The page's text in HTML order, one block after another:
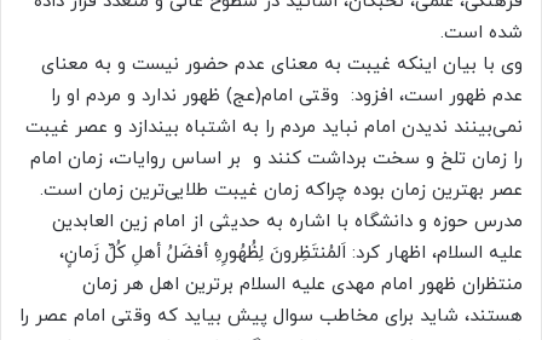
شده است.
وی با بیان اینکه غیبت به معنای عدم حضور نیست و به معنای
عدم ظهور است، افزود: وقتی امام(عج) ظهور ندارد و مردم او را
نمی‌بینند ندیدن امام نباید مردم را به اشتباه بیندازد و عصر غیبت
را زمان تلخ و سخت برداشت کنند و بر اساس روایات، زمان امام
عصر بهترین زمان بوده چراکه زمان غیبت طلایی‌ترین زمان است.
مدرس حوزه و دانشگاه با اشاره به حدیثی از امام زین العابدین
علیه السلام، اظهار کرد: اَلمُنتَظِرونَ لِظُهُورِهِ أفضَلُ أهلِ کُلِّ زَمانٍ،
منتظران ظهور امام مهدی علیه السلام برترین اهل هر زمان
هستند، شاید برای مخاطب سوال پیش بیاید که وقتی امام عصر را